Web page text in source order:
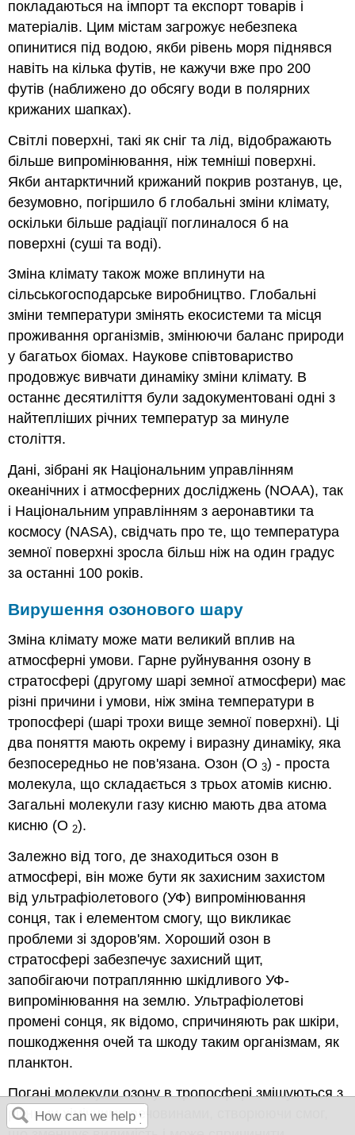
покладаються на імпорт та експорт товарів і
матеріалів. Цим містам загрожує небезпека
опинитися під водою, якби рівень моря піднявся
навіть на кілька футів, не кажучи вже про 200
футів (наближено до обсягу води в полярних
крижаних шапках).
Світлі поверхні, такі як сніг та лід, відображають
більше випромінювання, ніж темніші поверхні.
Якби антарктичний крижаний покрив розтанув, це,
безумовно, погіршило б глобальні зміни клімату,
оскільки більше радіації поглиналося б на
поверхні (суші та воді).
Зміна клімату також може вплинути на
сільськогосподарське виробництво. Глобальні
зміни температури змінять екосистеми та місця
проживання організмів, змінюючи баланс природи
у багатьох біомах. Наукове співтовариство
продовжує вивчати динаміку зміни клімату. В
останнє десятиліття були задокументовані одні з
найтепліших річних температур за минуле
століття.
Дані, зібрані як Національним управлінням
океанічних і атмосферних досліджень (NOAA), так
і Національним управлінням з аеронавтики та
космосу (NASA), свідчать про те, що температура
земної поверхні зросла більш ніж на один градус
за останні 100 років.
Вирушення озонового шару
Зміна клімату може мати великий вплив на
атмосферні умови. Гарне руйнування озону в
стратосфері (другому шарі земної атмосфери) має
різні причини і умови, ніж зміна температури в
тропосфері (шарі трохи вище земної поверхні). Ці
два поняття мають окрему і виразну динаміку, яка
безпосередньо не пов'язана. Озон (O3) - проста
молекула, що складається з трьох атомів кисню.
Загальні молекули газу кисню мають два атома
кисню (O 2).
Залежно від того, де знаходиться озон в
атмосфері, він може бути як захисним захистом
від ультрафіолетового (УФ) випромінювання
сонця, так і елементом смогу, що викликає
проблеми зі здоров'ям. Хороший озон в
стратосфері забезпечує захисний щит,
запобігаючи потраплянню шкідливого УФ-
випромінювання на землю. Ультрафіолетові
промені сонця, як відомо, спричиняють рак шкіри,
пошкодження очей та шкоду таким організмам, як
планктон.
Погані молекули озону в тропосфері змішуються з
різними хімічними речовинами, створюючи смог,